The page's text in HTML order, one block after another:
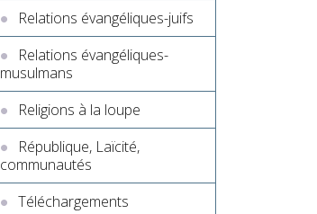
Relations évangéliques-juifs
Relations évangéliques-
musulmans
Religions à la loupe
République, Laïcité,
communautés
Téléchargements